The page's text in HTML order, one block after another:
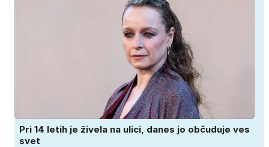
Pri 14 letih je živela na ulici, danes jo občuduje ves
svet